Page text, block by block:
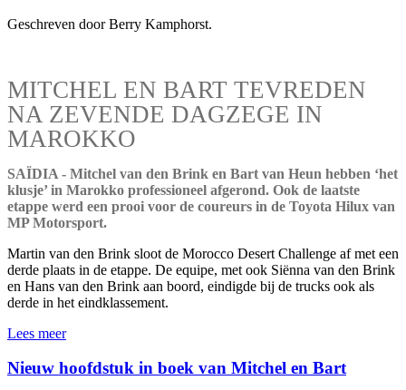
Geschreven door Berry Kamphorst.
MITCHEL EN BART TEVREDEN
NA ZEVENDE DAGZEGE IN
MAROKKO
SAÏDIA - Mitchel van den Brink en Bart van Heun hebben ‘het
klusje’ in Marokko professioneel afgerond. Ook de laatste
etappe werd een prooi voor de coureurs in de Toyota Hilux van
MP Motorsport.
Martin van den Brink sloot de Morocco Desert Challenge af met een
derde plaats in de etappe. De equipe, met ook Siënna van den Brink
en Hans van den Brink aan boord, eindigde bij de trucks ook als
derde in het eindklassement.
Lees meer
Nieuw hoofdstuk in boek van Mitchel en Bart